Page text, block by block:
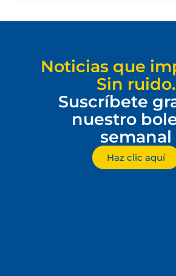
Noticias que
Sin ruido.
Suscríbete
nuestro
semanal
Haz clic aquí